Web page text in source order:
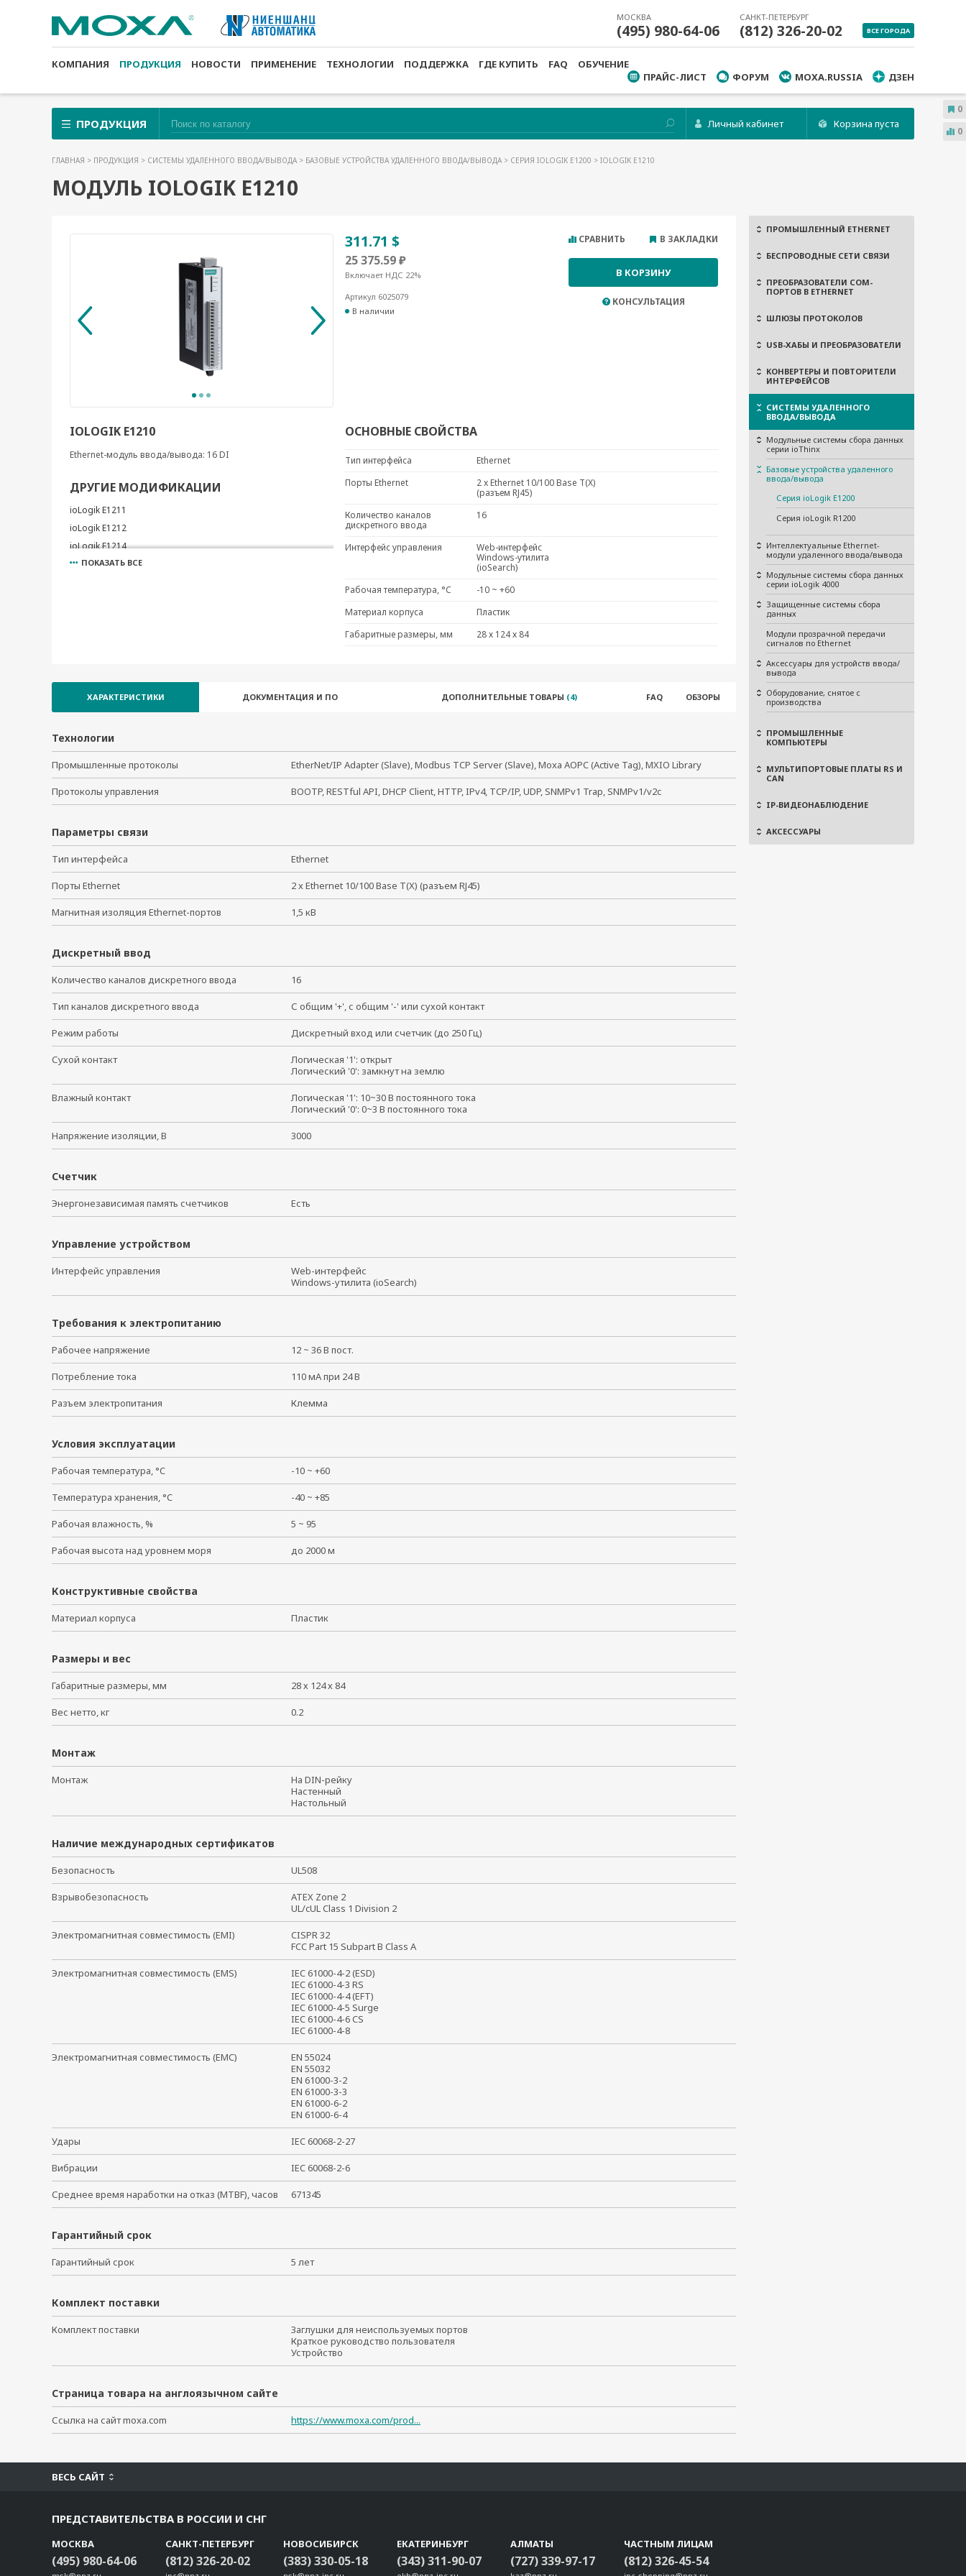
МОСКВА
(495) 980-64-06
САНКТ-ПЕТЕРБУРГ
(812) 326-20-02 ВСЕ ГОРОДА
КОМПАНИЯ ПРОДУКЦИЯ НОВОСТИ ПРИМЕНЕНИЕ ТЕХНОЛОГИИ ПОДДЕРЖКА ГДЕ КУПИТЬ FAQ
ОБУЧЕНИЕ
ПРАЙС-ЛИСТ
ФОРУМ MOXA.RUSSIA ДЗЕН
ПРОДУКЦИЯ Личный кабинет Корзина пуста
ГЛАВНАЯ > ПРОДУКЦИЯ > СИСТЕМЫ УДАЛЕННОГО ВВОДА/ВЫВОДА > БАЗОВЫЕ УСТРОЙСТВА УДАЛЕННОГО ВВОДА/ВЫВОДА > СЕРИЯ IOLOGIK E1200 > IOLOGIK E1210
МОДУЛЬ IOLOGIK E1210
ПРОМЫШЛЕННЫЙ ETHERNET
БЕСПРОВОДНЫЕ СЕТИ СВЯЗИ
ПРЕОБРАЗОВАТЕЛИ COM-
ПОРТОВ В ETHERNET
ШЛЮЗЫ ПРОТОКОЛОВ
USB-ХАБЫ И ПРЕОБРАЗОВАТЕЛИ
КОНВЕРТЕРЫ И ПОВТОРИТЕЛИ
ИНТЕРФЕЙСОВ
СИСТЕМЫ УДАЛЕННОГО
ВВОДА/ВЫВОДА
Модульные системы сбора данных
серии ioThinx
Базовые устройства удаленного
ввода/вывода
Серия ioLogik E1200
Серия ioLogik R1200
Интеллектуальные Ethernet-
модули удаленного ввода/вывода
Модульные системы сбора данных
серии ioLogik 4000
Защищенные системы сбора
данных
Модули прозрачной передачи
сигналов по Ethernet
Аксессуары для устройств ввода/
вывода
Оборудование, снятое с
производства
ПРОМЫШЛЕННЫЕ
КОМПЬЮТЕРЫ
МУЛЬТИПОРТОВЫЕ ПЛАТЫ RS И
CAN
IP-ВИДЕОНАБЛЮДЕНИЕ
АКСЕССУАРЫ
311.71 $
25 375.59 ₽
Включает НДС 22%
Артикул 6025079
В наличии
СРАВНИТЬ В ЗАКЛАДКИ
В КОРЗИНУ
КОНСУЛЬТАЦИЯ
IOLOGIK E1210
Ethernet-модуль ввода/вывода: 16 DI
ДРУГИЕ МОДИФИКАЦИИ
ioLogik E1211
ioLogik E1212
ioLogik E1214
ioLogik E1240
ioLogik E1241-T
ioLogik E1242-T
ioLogik E1260-T
ioLogik E1262-T
ioLogik E1213-T
ПОКАЗАТЬ ВСЕ
ОСНОВНЫЕ СВОЙСТВА
Тип интерфейса
Ethernet
Порты Ethernet
2 x Ethernet 10/100 Base T(X)
(разъем RJ45)
Количество каналов
дискретного ввода
16
Интерфейс управления
Web-интерфейс
Windows-утилита
(ioSearch)
Рабочая температура, °C
-10 ~ +60
Материал корпуса
Пластик
Габаритные размеры, мм
28 х 124 х 84
ХАРАКТЕРИСТИКИ ДОКУМЕНТАЦИЯ И ПО ДОПОЛНИТЕЛЬНЫЕ ТОВАРЫ (4) FAQ ОБЗОРЫ
Технологии
Промышленные протоколы EtherNet/IP Adapter (Slave), Modbus TCP Server (Slave), Moxa AOPC (Active Tag), MXIO Library
Протоколы управления BOOTP, RESTful API, DHCP Client, HTTP, IPv4, TCP/IP, UDP, SNMPv1 Trap, SNMPv1/v2c
Параметры связи
Тип интерфейса Ethernet
Порты Ethernet 2 x Ethernet 10/100 Base T(X) (разъем RJ45)
Магнитная изоляция Ethernet-портов 1,5 кВ
Дискретный ввод
Количество каналов дискретного ввода 16
Тип каналов дискретного ввода С общим '+', с общим '-' или сухой контакт
Режим работы Дискретный вход или счетчик (до 250 Гц)
Сухой контакт
Логическая '1': открыт
Логический '0': замкнут на землю
Влажный контакт
Логическая '1': 10~30 В постоянного тока
Логический '0': 0~3 В постоянного тока
Напряжение изоляции, В 3000
Счетчик
Энергонезависимая память счетчиков Есть
Управление устройством
Интерфейс управления
Web-интерфейс
Windows-утилита (ioSearch)
Требования к электропитанию
Рабочее напряжение 12 ~ 36 В пост.
Потребление тока 110 мА при 24 В
Разъем электропитания Клемма
Условия эксплуатации
Рабочая температура, °C -10 ~ +60
Температура хранения, °C -40 ~ +85
Рабочая влажность, % 5 ~ 95
Рабочая высота над уровнем моря до 2000 м
Конструктивные свойства
Материал корпуса Пластик
Размеры и вес
Габаритные размеры, мм 28 х 124 х 84
Вес нетто, кг 0.2
Монтаж
Монтаж
На DIN-рейку
Настенный
Настольный
Наличие международных сертификатов
Безопасность UL508
Взрывобезопасность
ATEX Zone 2
UL/cUL Class 1 Division 2
Электромагнитная совместимость (EMI)
CISPR 32
FCC Part 15 Subpart B Class A
Электромагнитная совместимость (EMS)
IEC 61000-4-2 (ESD)
IEC 61000-4-3 RS
IEC 61000-4-4 (EFT)
IEC 61000-4-5 Surge
IEC 61000-4-6 CS
IEC 61000-4-8
Электромагнитная совместимость (EMC)
EN 55024
EN 55032
EN 61000-3-2
EN 61000-3-3
EN 61000-6-2
EN 61000-6-4
Удары IEC 60068-2-27
Вибрации IEC 60068-2-6
Среднее время наработки на отказ (MTBF), часов 671345
Гарантийный срок
Гарантийный срок 5 лет
Комплект поставки
Комплект поставки
Заглушки для неиспользуемых портов
Краткое руководство пользователя
Устройство
Страница товара на англоязычном сайте
Ссылка на сайт moxa.com https://www.moxa.com/prod...
ВЕСЬ САЙТ
ПРЕДСТАВИТЕЛЬСТВА В РОССИИ И СНГ
МОСКВА
(495) 980-64-06
САНКТ-ПЕТЕРБУРГ
(812) 326-20-02
НОВОСИБИРСК
(383) 330-05-18
ЕКАТЕРИНБУРГ
(343) 311-90-07
АЛМАТЫ
(727) 339-97-17
ЧАСТНЫМ ЛИЦАМ
(812) 326-45-54
0
0